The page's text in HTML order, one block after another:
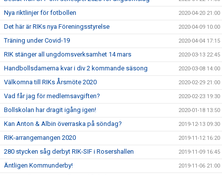
Nya riktlinjer för fotbollen 2020-04-20 21:00
Det här är RIKs nya Föreningsstyrelse 2020-04-09 10:00
Träning under Covid-19 2020-04-04 17:15
RIK stänger all ungdomsverksamhet 14 mars 2020-03-13 22:45
Handbollsdamerna kvar i div 2 kommande säsong 2020-03-08 14:00
Välkomna till RIKs Årsmöte 2020 2020-02-29 21:00
Vad får jag för medlemsavgiften? 2020-02-23 19:30
Bollskolan har dragit igång igen! 2020-01-18 13:50
Kan Anton & Albin överraska på söndag? 2019-12-13 09:30
RIK-arrangemangen 2020 2019-11-12 16:20
280 stycken såg derbyt RIK-SIF i Rosershallen 2019-11-09 16:45
Äntligen Kommunderby! 2019-11-06 21:00